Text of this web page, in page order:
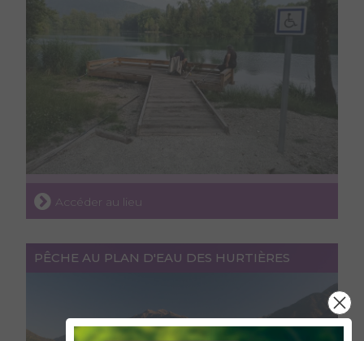
Accéder au lieu
PÊCHE AU PLAN D'EAU DES HURTIÈRES